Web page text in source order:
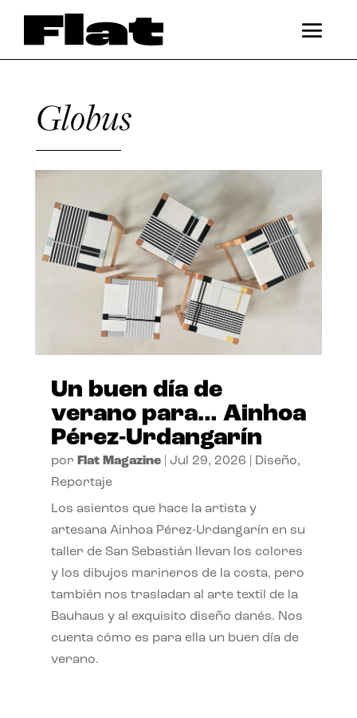
Globus
Un buen día de
verano para… Ainhoa
Pérez-Urdangarín
por Flat Magazine| Jul 29, 2026 Diseño,
Reportaje
Los asientos que hace la artista y
artesana Ainhoa Pérez-Urdangarín en su
taller de San Sebastián llevan los colores
y los dibujos marineros de la costa, pero
también nos trasladan al arte textil de la
Bauhaus y al exquisito diseño danés. Nos
cuenta cómo es para ella un buen día de
verano.